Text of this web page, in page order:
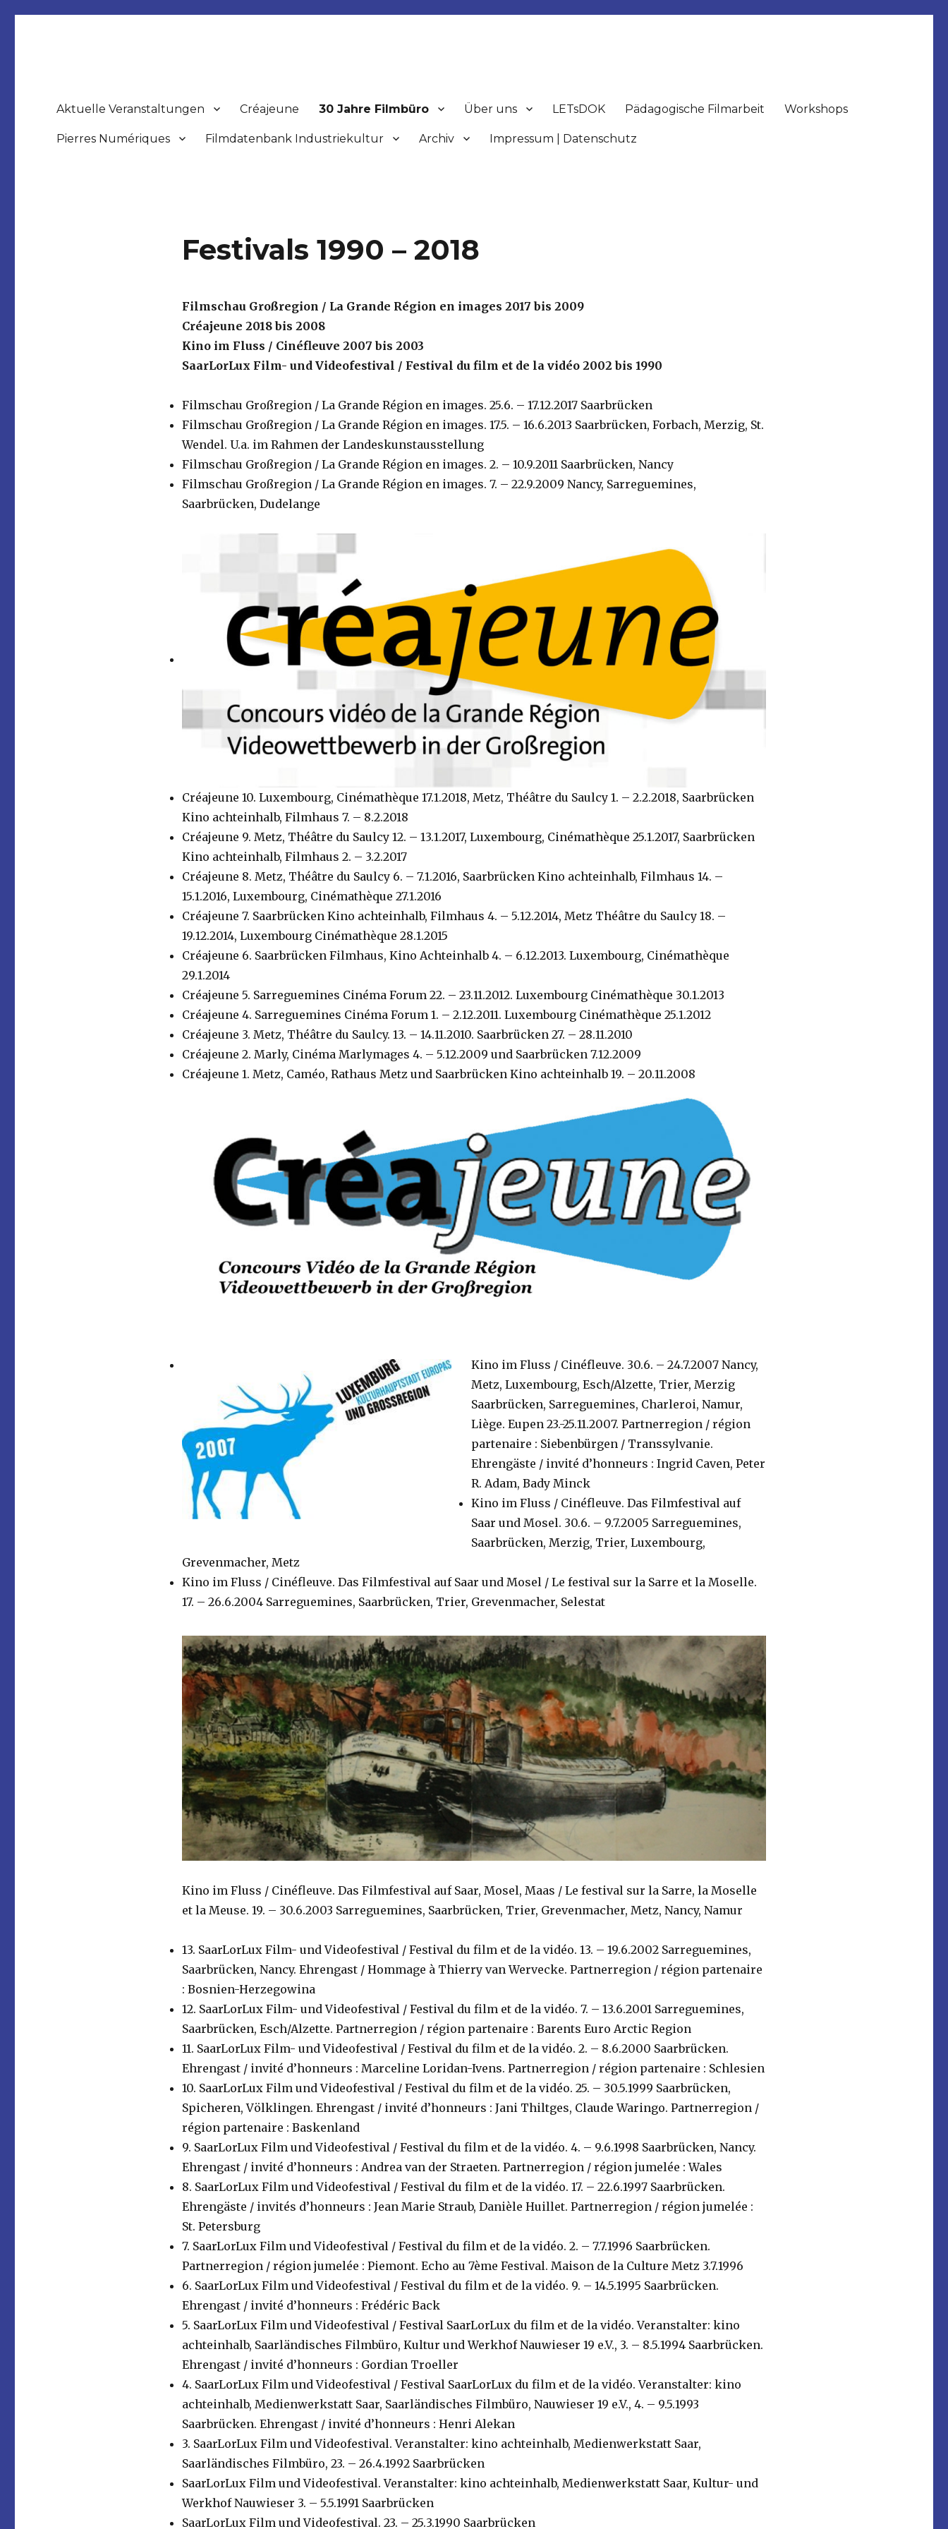
Aktuelle Veranstaltungen Créajeune 30 Jahre Filmbüro Über uns LETsDOK Pädagogische Filmarbeit Workshops
Pierres Numériques Filmdatenbank Industriekultur Archiv Impressum | Datenschutz
Festivals 1990 – 2018
Filmschau Großregion / La Grande Région en images 2017 bis 2009
Créajeune 2018 bis 2008
Kino im Fluss / Cinéfleuve 2007 bis 2003
SaarLorLux Film- und Videofestival / Festival du film et de la vidéo 2002 bis 1990
Filmschau Großregion / La Grande Région en images. 25.6. – 17.12.2017 Saarbrücken
Filmschau Großregion / La Grande Région en images. 17.5. – 16.6.2013 Saarbrücken, Forbach, Merzig, St.
Wendel. U.a. im Rahmen der Landeskunstausstellung
Filmschau Großregion / La Grande Région en images. 2. – 10.9.2011 Saarbrücken, Nancy
Filmschau Großregion / La Grande Région en images. 7. – 22.9.2009 Nancy, Sarreguemines,
Saarbrücken, Dudelange
Créajeune 10. Luxembourg, Cinémathèque 17.1.2018, Metz, Théâtre du Saulcy 1. – 2.2.2018, Saarbrücken
Kino achteinhalb, Filmhaus 7. – 8.2.2018
Créajeune 9. Metz, Théâtre du Saulcy 12. – 13.1.2017, Luxembourg, Cinémathèque 25.1.2017, Saarbrücken
Kino achteinhalb, Filmhaus 2. – 3.2.2017
Créajeune 8. Metz, Théâtre du Saulcy 6. – 7.1.2016, Saarbrücken Kino achteinhalb, Filmhaus 14. –
15.1.2016, Luxembourg, Cinémathèque 27.1.2016
Créajeune 7. Saarbrücken Kino achteinhalb, Filmhaus 4. – 5.12.2014, Metz Théâtre du Saulcy 18. –
19.12.2014, Luxembourg Cinémathèque 28.1.2015
Créajeune 6. Saarbrücken Filmhaus, Kino Achteinhalb 4. – 6.12.2013. Luxembourg, Cinémathèque
29.1.2014
Créajeune 5. Sarreguemines Cinéma Forum 22. – 23.11.2012. Luxembourg Cinémathèque 30.1.2013
Créajeune 4. Sarreguemines Cinéma Forum 1. – 2.12.2011. Luxembourg Cinémathèque 25.1.2012
Créajeune 3. Metz, Théâtre du Saulcy. 13. – 14.11.2010. Saarbrücken 27. – 28.11.2010
Créajeune 2. Marly, Cinéma Marlymages 4. – 5.12.2009 und Saarbrücken 7.12.2009
Créajeune 1. Metz, Caméo, Rathaus Metz und Saarbrücken Kino achteinhalb 19. – 20.11.2008
Kino im Fluss / Cinéfleuve. 30.6. – 24.7.2007 Nancy,
Metz, Luxembourg, Esch/Alzette, Trier, Merzig
Saarbrücken, Sarreguemines, Charleroi, Namur,
Liège. Eupen 23.-25.11.2007. Partnerregion / région
partenaire : Siebenbürgen / Transsylvanie.
Ehrengäste / invité d’honneurs : Ingrid Caven, Peter
R. Adam, Bady Minck
Kino im Fluss / Cinéfleuve. Das Filmfestival auf
Saar und Mosel. 30.6. – 9.7.2005 Sarreguemines,
Saarbrücken, Merzig, Trier, Luxembourg,
Grevenmacher, Metz
Kino im Fluss / Cinéfleuve. Das Filmfestival auf Saar und Mosel / Le festival sur la Sarre et la Moselle.
17. – 26.6.2004 Sarreguemines, Saarbrücken, Trier, Grevenmacher, Selestat
Kino im Fluss / Cinéfleuve. Das Filmfestival auf Saar, Mosel, Maas / Le festival sur la Sarre, la Moselle
et la Meuse. 19. – 30.6.2003 Sarreguemines, Saarbrücken, Trier, Grevenmacher, Metz, Nancy, Namur
13. SaarLorLux Film- und Videofestival / Festival du film et de la vidéo. 13. – 19.6.2002 Sarreguemines,
Saarbrücken, Nancy. Ehrengast / Hommage à Thierry van Wervecke. Partnerregion / région partenaire
: Bosnien-Herzegowina
12. SaarLorLux Film- und Videofestival / Festival du film et de la vidéo. 7. – 13.6.2001 Sarreguemines,
Saarbrücken, Esch/Alzette. Partnerregion / région partenaire : Barents Euro Arctic Region
11. SaarLorLux Film- und Videofestival / Festival du film et de la vidéo. 2. – 8.6.2000 Saarbrücken.
Ehrengast / invité d’honneurs : Marceline Loridan-Ivens. Partnerregion / région partenaire : Schlesien
10. SaarLorLux Film und Videofestival / Festival du film et de la vidéo. 25. – 30.5.1999 Saarbrücken,
Spicheren, Völklingen. Ehrengast / invité d’honneurs : Jani Thiltges, Claude Waringo. Partnerregion /
région partenaire : Baskenland
9. SaarLorLux Film und Videofestival / Festival du film et de la vidéo. 4. – 9.6.1998 Saarbrücken, Nancy.
Ehrengast / invité d’honneurs : Andrea van der Straeten. Partnerregion / région jumelée : Wales
8. SaarLorLux Film und Videofestival / Festival du film et de la vidéo. 17. – 22.6.1997 Saarbrücken.
Ehrengäste / invités d’honneurs : Jean Marie Straub, Danièle Huillet. Partnerregion / région jumelée :
St. Petersburg
7. SaarLorLux Film und Videofestival / Festival du film et de la vidéo. 2. – 7.7.1996 Saarbrücken.
Partnerregion / région jumelée : Piemont. Echo au 7ème Festival. Maison de la Culture Metz 3.7.1996
6. SaarLorLux Film und Videofestival / Festival du film et de la vidéo. 9. – 14.5.1995 Saarbrücken.
Ehrengast / invité d’honneurs : Frédéric Back
5. SaarLorLux Film und Videofestival / Festival SaarLorLux du film et de la vidéo. Veranstalter: kino
achteinhalb, Saarländisches Filmbüro, Kultur und Werkhof Nauwieser 19 e.V., 3. – 8.5.1994 Saarbrücken.
Ehrengast / invité d’honneurs : Gordian Troeller
4. SaarLorLux Film und Videofestival / Festival SaarLorLux du film et de la vidéo. Veranstalter: kino
achteinhalb, Medienwerkstatt Saar, Saarländisches Filmbüro, Nauwieser 19 e.V., 4. – 9.5.1993
Saarbrücken. Ehrengast / invité d’honneurs : Henri Alekan
3. SaarLorLux Film und Videofestival. Veranstalter: kino achteinhalb, Medienwerkstatt Saar,
Saarländisches Filmbüro, 23. – 26.4.1992 Saarbrücken
SaarLorLux Film und Videofestival. Veranstalter: kino achteinhalb, Medienwerkstatt Saar, Kultur- und
Werkhof Nauwieser 3. – 5.5.1991 Saarbrücken
SaarLorLux Film und Videofestival. 23. – 25.3.1990 Saarbrücken